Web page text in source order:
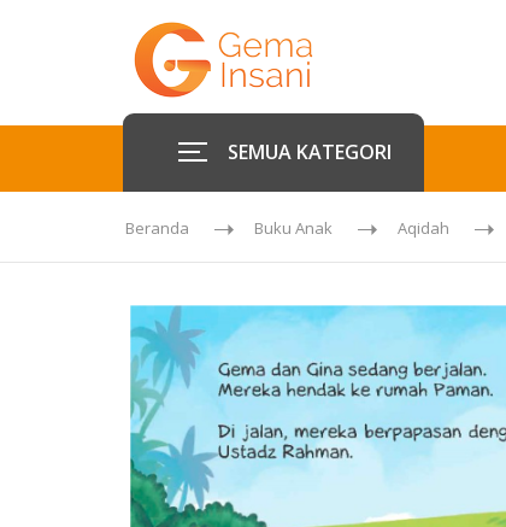
SEMUA KATEGORI
Beranda Buku Anak Aqidah